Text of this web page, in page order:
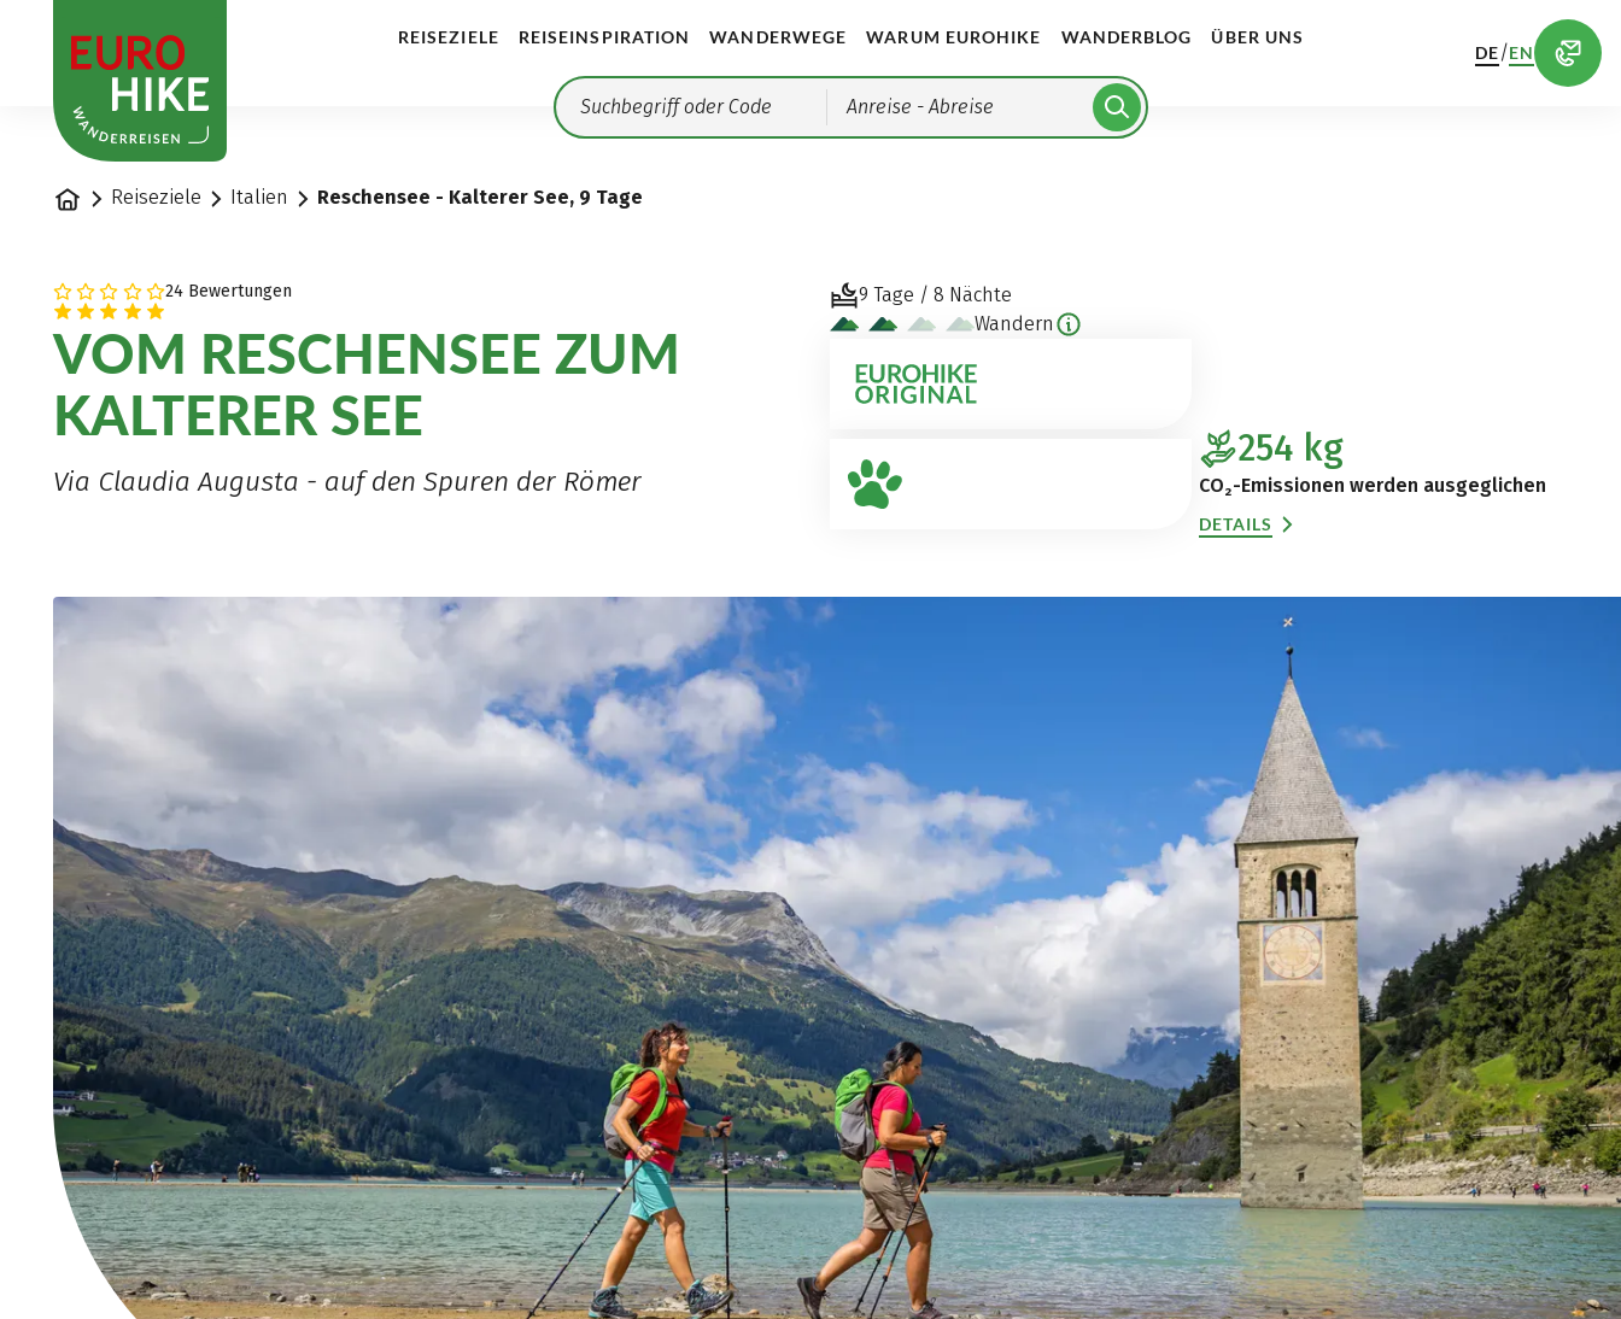
REISEZIELE REISEINSPIRATION WANDERWEGE WARUM EUROHIKE WANDERBLOG ÜBER UNS
Anreise - Abreise
DE/EN
StartseiteReiseziele Italien Reschensee - Kalterer See, 9 Tage
24 Bewertungen
VOM RESCHENSEE ZUM
KALTERER SEE
Via Claudia Augusta - auf den Spuren der Römer
9 Tage / 8 Nächte
Wandern
254kg
CO₂-Emissionen werden ausgeglichen
DETAILS